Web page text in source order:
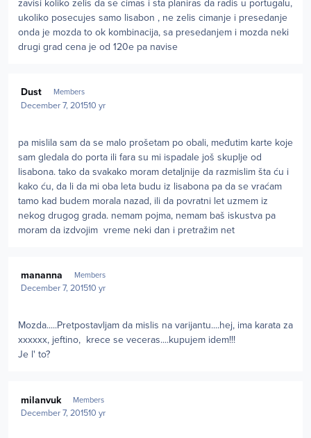
zavisi koliko zelis da se cimas i sta planiras da radis u portugalu,
ukoliko posecujes samo lisabon , ne zelis cimanje i presedanje
onda je mozda to ok kombinacija, sa presedanjem i mozda neki
drugi grad cena je od 120e pa navise
Dust Members
December 7, 201510 yr
pa mislila sam da se malo prošetam po obali, međutim karte koje
sam gledala do porta ili fara su mi ispadale još skuplje od
lisabona. tako da svakako moram detaljnije da razmislim šta ću i
kako ću, da li da mi oba leta budu iz lisabona pa da se vraćam
tamo kad budem morala nazad, ili da povratni let uzmem iz
nekog drugog grada. nemam pojma, nemam baš iskustva pa
moram da izdvojim vreme neki dan i pretražim net
mananna Members
December 7, 201510 yr
Mozda.....Pretpostavljam da mislis na varijantu....hej, ima karata za
xxxxxx, jeftino, krece se veceras....kupujem idem!!!
Je l' to?
milanvuk Members
December 7, 201510 yr